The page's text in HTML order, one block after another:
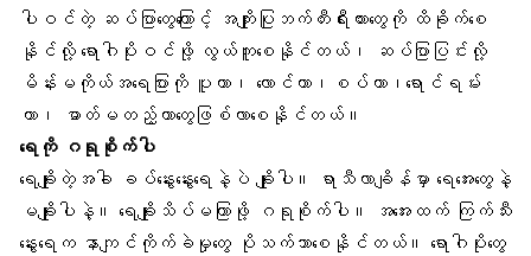
ပါဝင်တဲ့ ဆပ်ပြာတွေကြောင့် အကျိုးပြုဘက်တီးရီးယားတွေကို ထိခိုက်စေ
နိုင်လို့ ရောဂါပိုး ဝင်ဖို့ လွယ်ကူစေနိုင်တယ်၊ ဆပ်ပြာပြင်းလို့
မိန်းမကိုယ်အရေပြားကို ပူတာ၊ လောင်တာ၊စပ်တာ၊ရောင်ရမ်း
တာ၊ ဓာတ်မတည့်တာတွေဖြစ်လာစေနိုင်တယ်။
ရေကို ဂရုစိုက်ပါ
ရေချိုးတဲ့အခါ ခပ်နွေးနွေးရေနဲ့ပဲ ချိုးပါ။ ရာသီလာချိန်မှာ ရေအေးတွေနဲ့
မချိုးပါနဲ့။ ရေချိုးသိပ်မကြာဖို့ ဂရုစိုက်ပါ။ အအေးထက် ကြက်သီး
နွေးရေက နာကျင်ကိုက်ခဲမှုတွေ ပိုသက်သာစေနိုင်တယ်။ ရောဂါပိုးတွေ